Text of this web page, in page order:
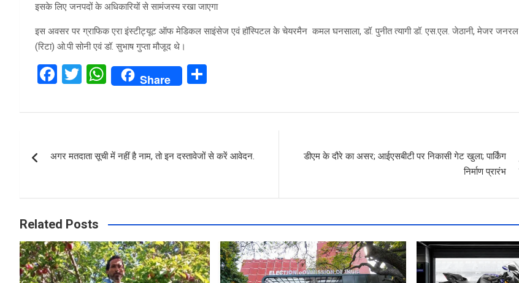
इसके लिए जनपदों के अधिकारियों से सामंजस्य रखा जाएगा
इस अवसर पर ग्राफिक एरा इंस्टीट्यूट ऑफ मेडिकल साइंसेज एवं हॉस्पिटल के चेयरमैन कमल घनसाला, डॉ. पुनीत त्यागी डॉ. एस.एल. जेठानी, मेजर जनरल
(रिटा) ओ.पी सोनी एवं डॉ. सुभाष गुप्ता मौजूद थे।
F
ce
o
k
T
tt
W
h
at
A
p
Share
ar
navigation
अगर मतदाता सूची में नहीं है नाम, तो इन दस्तावेजों से करें आवेदन.
डीएम के दौरे का असर; आईएसबीटी पर निकासी गेट खुला; पार्किंग
निर्माण प्रारंभ
Related Posts